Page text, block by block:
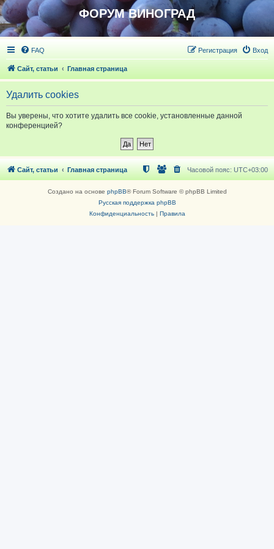
ФОРУМ ВИНОГРАД
FAQ Вход
Регистрация
Сайт, статьи Главная страница
Удалить cookies
Вы уверены, что хотите удалить все cookie, установленные данной
конференцией?
Сайт, статьи Главная страница Часовой пояс: UTC+03:00
Создано на основе phpBB® Forum Software © phpBB Limited
Русская поддержка phpBB
Конфиденциальность| Правила